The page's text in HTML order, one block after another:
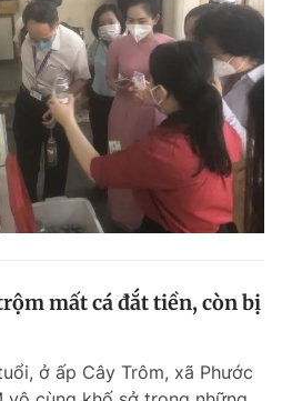
mất cá đắt tiền, còn bị
ở ấp Cây Trôm, xã Phước